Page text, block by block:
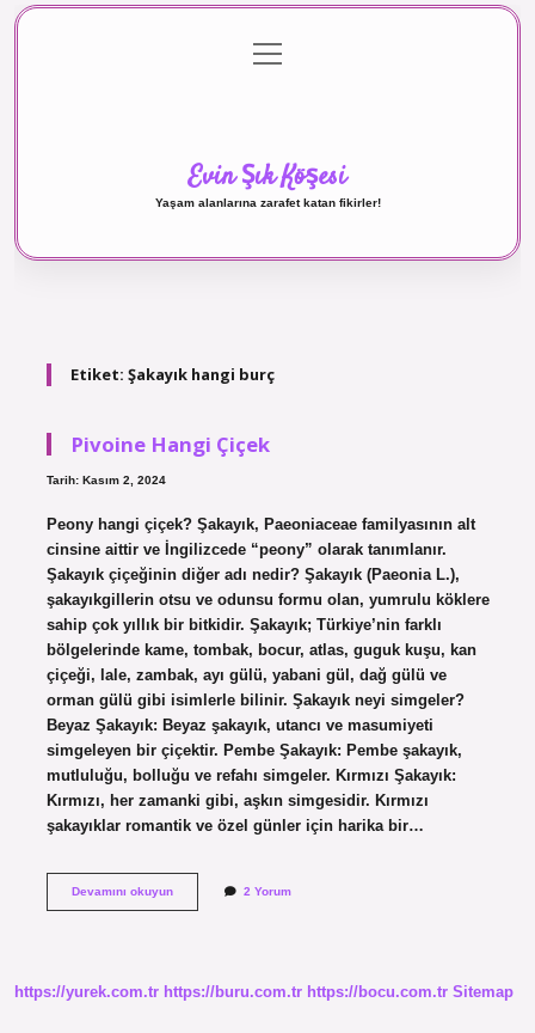
Gizlilik Politikası
menüyü
aç
Evin Şık Köşesi
Yaşam alanlarına zarafet katan fikirler!
Etiket: Şakayık hangi burç
Pivoine Hangi Çiçek
Tarih: Kasım 2, 2024
Peony hangi çiçek? Şakayık, Paeoniaceae familyasının alt
cinsine aittir ve İngilizcede “peony” olarak tanımlanır.
Şakayık çiçeğinin diğer adı nedir? Şakayık (Paeonia L.),
şakayıkgillerin otsu ve odunsu formu olan, yumrulu köklere
sahip çok yıllık bir bitkidir. Şakayık; Türkiye’nin farklı
bölgelerinde kame, tombak, bocur, atlas, guguk kuşu, kan
çiçeği, lale, zambak, ayı gülü, yabani gül, dağ gülü ve
orman gülü gibi isimlerle bilinir. Şakayık neyi simgeler?
Beyaz Şakayık: Beyaz şakayık, utancı ve masumiyeti
simgeleyen bir çiçektir. Pembe Şakayık: Pembe şakayık,
mutluluğu, bolluğu ve refahı simgeler. Kırmızı Şakayık:
Kırmızı, her zamanki gibi, aşkın simgesidir. Kırmızı
şakayıklar romantik ve özel günler için harika bir…
Devamını okuyunPivoine
2 Yorum
https://yurek.com.tr https://buru.com.tr https://bocu.com.tr Sitemap